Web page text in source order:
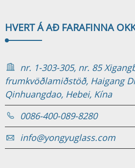
HVERT Á AÐ FARAFINNA
nr. 1-303-305, nr. 85
frumkvöðlamiðstöð, Haigang
Qinhuangdao, Hebei, Kína
0086-400-089-8280
info@yongyuglass.com